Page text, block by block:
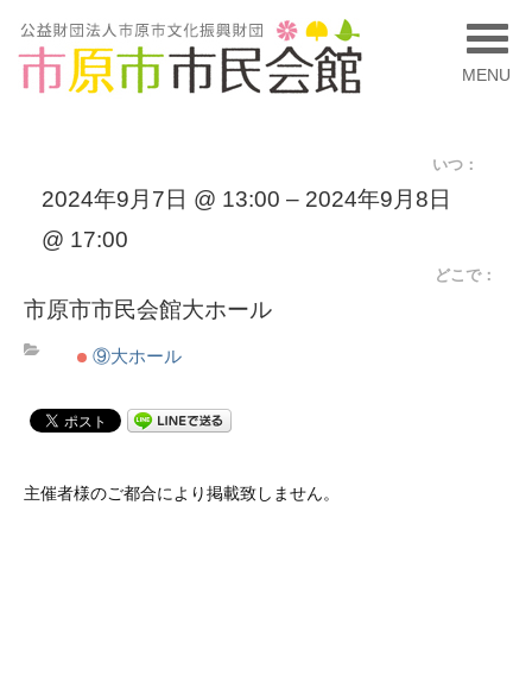
MENU
いつ：
2024年9月7日 @ 13:00 – 2024年9月8日
@ 17:00
どこで：
市原市市民会館大ホール
⑨大ホール
主催者様のご都合により掲載致しません。